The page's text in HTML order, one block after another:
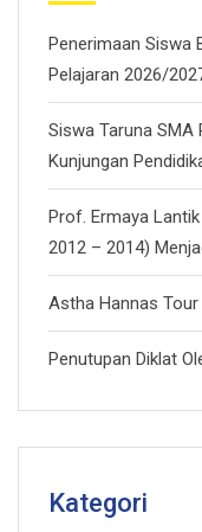
Penerimaan Siswa
Pelajaran 2026/
Siswa Taruna SMA
Kunjungan
Prof. Ermaya
2012 – 2014)
Astha Hannas
Penutupan Diklat
Kategori